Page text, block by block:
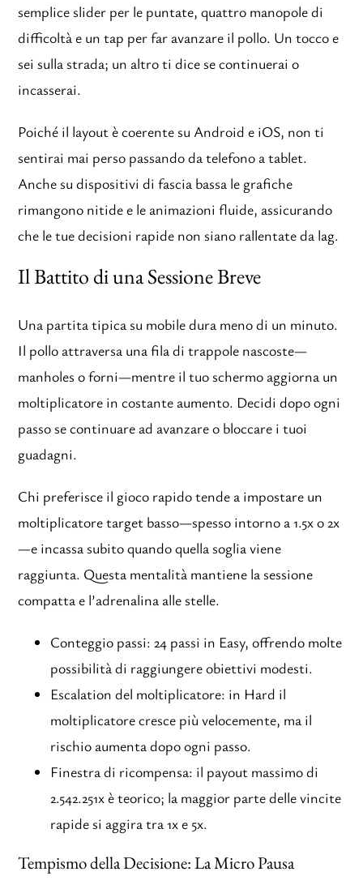
semplice slider per le puntate, quattro manopole di
difficoltà e un tap per far avanzare il pollo. Un tocco e
sei sulla strada; un altro ti dice se continuerai o
incasserai.
Poiché il layout è coerente su Android e iOS, non ti
sentirai mai perso passando da telefono a tablet.
Anche su dispositivi di fascia bassa le grafiche
rimangono nitide e le animazioni fluide, assicurando
che le tue decisioni rapide non siano rallentate da lag.
Il Battito di una Sessione Breve
Una partita tipica su mobile dura meno di un minuto.
Il pollo attraversa una fila di trappole nascoste—
manholes o forni—mentre il tuo schermo aggiorna un
moltiplicatore in costante aumento. Decidi dopo ogni
passo se continuare ad avanzare o bloccare i tuoi
guadagni.
Chi preferisce il gioco rapido tende a impostare un
moltiplicatore target basso—spesso intorno a 1.5x o 2x
—e incassa subito quando quella soglia viene
raggiunta. Questa mentalità mantiene la sessione
compatta e l’adrenalina alle stelle.
Conteggio passi: 24 passi in Easy, offrendo molte
possibilità di raggiungere obiettivi modesti.
Escalation del moltiplicatore: in Hard il
moltiplicatore cresce più velocemente, ma il
rischio aumenta dopo ogni passo.
Finestra di ricompensa: il payout massimo di
2.542.251x è teorico; la maggior parte delle vincite
rapide si aggira tra 1x e 5x.
Tempismo della Decisione: La Micro Pausa